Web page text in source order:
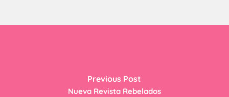
Previous Post
Nueva Revista Rebelados